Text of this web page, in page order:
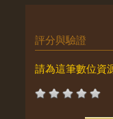
評分與驗證
請為這筆數位資